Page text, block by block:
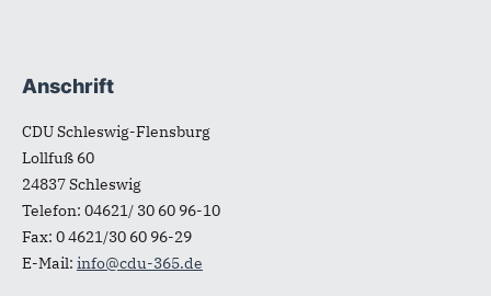
Fußbereich
Anschrift
CDU Schleswig-Flensburg
Lollfuß 60
24837Schleswig
Telefon: 04621/ 30 60 96-10
Fax: 0 4621/30 60 96-29
E-Mail: info@cdu-365.de